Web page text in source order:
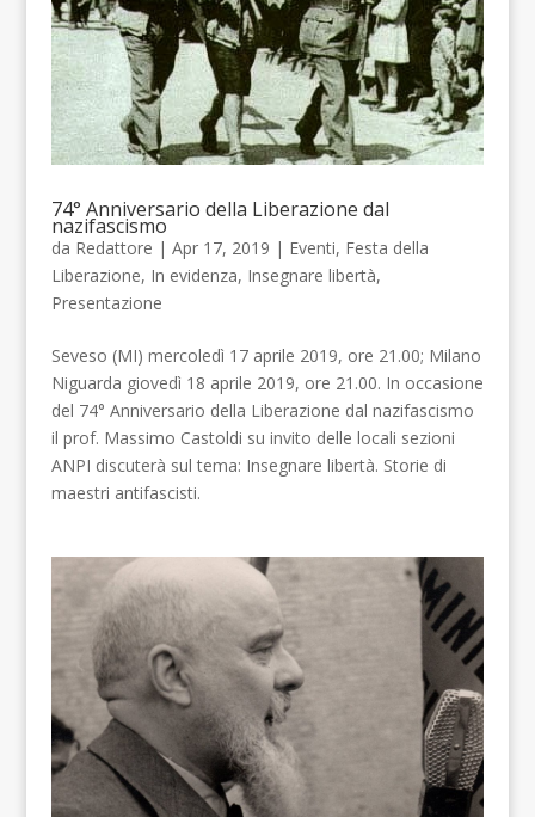
74° Anniversario della Liberazione dal
nazifascismo
da Redattore | Apr 17, 2019 | Eventi, Festa della
Liberazione, In evidenza, Insegnare libertà,
Presentazione
Seveso (MI) mercoledì 17 aprile 2019, ore 21.00; Milano
Niguarda giovedì 18 aprile 2019, ore 21.00. In occasione
del 74° Anniversario della Liberazione dal nazifascismo
il prof. Massimo Castoldi su invito delle locali sezioni
ANPI discuterà sul tema: Insegnare libertà. Storie di
maestri antifascisti.